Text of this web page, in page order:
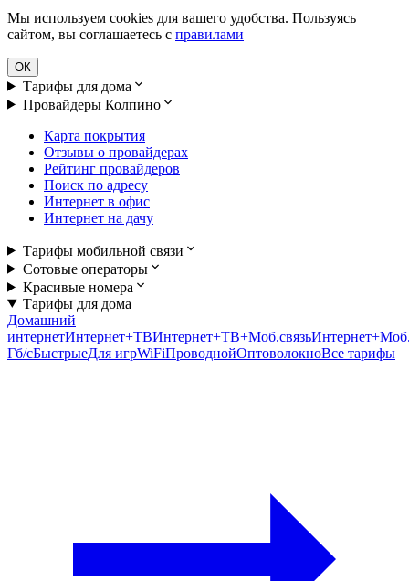
Мы используем cookies для вашего удобства. Пользуясь
сайтом, вы соглашаетесь с правилами
ОК
Тарифы для дома
Провайдеры Колпино
Карта покрытия
Отзывы о провайдерах
Рейтинг провайдеров
Поиск по адресу
Интернет в офис
Интернет на дачу
Тарифы мобильной связи
Сотовые операторы
Красивые номера
Тарифы для дома
Домашний
интернетИнтернет+ТВИнтернет+ТВ+Моб.связь
Гб/cБыстрыеДля игрWiFiПроводнойОптоволокноВсе тарифы